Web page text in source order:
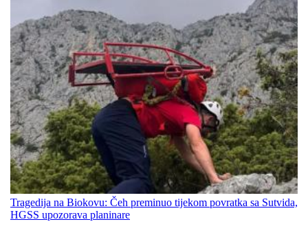
Tragedija na Biokovu: Čeh preminuo tijekom povratka sa Sutvida,
HGSS upozorava planinare